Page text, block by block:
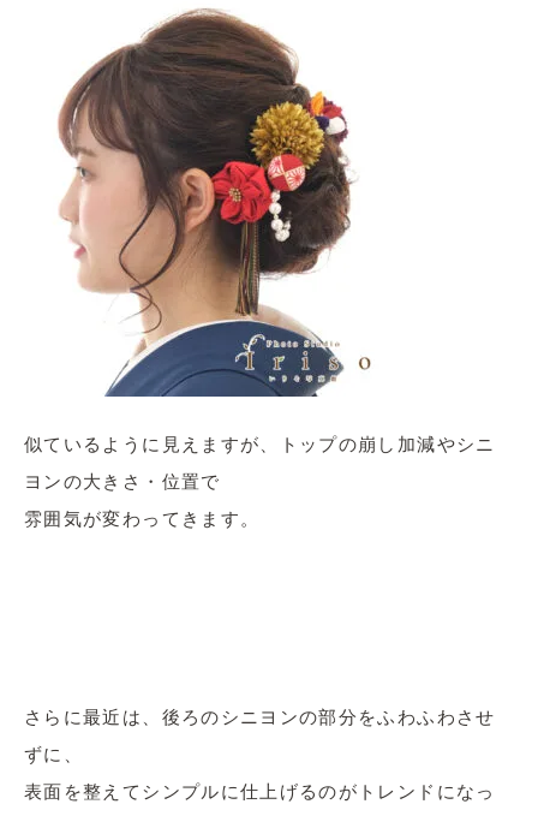
似ているように見えますが、トップの崩し加減やシニ
ヨンの大きさ・位置で
雰囲気が変わってきます。
さらに最近は、後ろのシニヨンの部分をふわふわさせ
ずに、
表面を整えてシンプルに仕上げるのがトレンドになっ